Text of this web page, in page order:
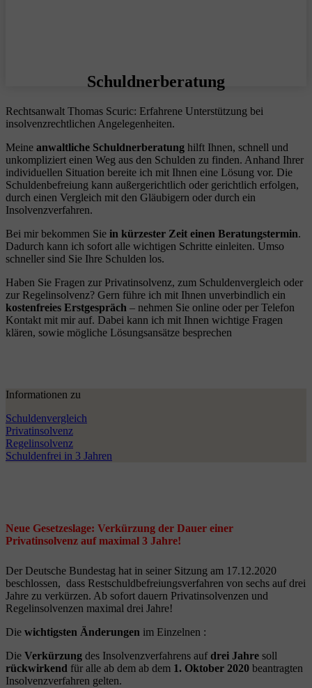
Schuldnerberatung
Rechtsanwalt Thomas Scuric: Erfahrene Unterstützung bei
insolvenzrechtlichen Angelegenheiten.
Meine anwaltliche Schuldnerberatung hilft Ihnen, schnell und
unkompliziert einen Weg aus den Schulden zu finden. Anhand Ihrer
individuellen Situation bereite ich mit Ihnen eine Lösung vor. Die
Schuldenbefreiung kann außergerichtlich oder gerichtlich erfolgen,
durch einen Vergleich mit den Gläubigern oder durch ein
Insolvenzverfahren.
Bei mir bekommen Sie in kürzester Zeit einen Beratungstermin.
Dadurch kann ich sofort alle wichtigen Schritte einleiten. Umso
schneller sind Sie Ihre Schulden los.
Haben Sie Fragen zur Privatinsolvenz, zum Schuldenvergleich oder
zur Regelinsolvenz? Gern führe ich mit Ihnen unverbindlich ein
kostenfreies Erstgespräch – nehmen Sie online oder per Telefon
Kontakt mit mir auf. Dabei kann ich mit Ihnen wichtige Fragen
klären, sowie mögliche Lösungsansätze besprechen
Informationen zu
Schuldenvergleich
Privatinsolvenz
Regelinsolvenz
Schuldenfrei in 3 Jahren
Neue Gesetzeslage: Verkürzung der Dauer einer
Privatinsolvenz auf maximal 3 Jahre!
Der Deutsche Bundestag hat in seiner Sitzung am 17.12.2020
beschlossen, dass Restschuldbefreiungsverfahren von sechs auf drei
Jahre zu verkürzen. Ab sofort dauern Privatinsolvenzen und
Regelinsolvenzen maximal drei Jahre!
Die wichtigsten Änderungen im Einzelnen :
Die Verkürzung des Insolvenzverfahrens aufdrei Jahre soll
rückwirkend für alle ab dem ab dem 1. Oktober 2020 beantragten
Insolvenzverfahren gelten.